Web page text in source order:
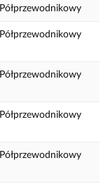
Półprzewodnikowy
Półprzewodnikowy
Półprzewodnikowy
Półprzewodnikowy
Półprzewodnikowy